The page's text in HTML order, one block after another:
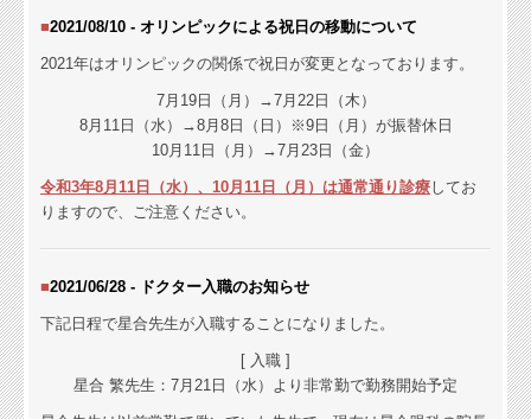
■2021/08/10 - オリンピックによる祝日の移動について
2021年はオリンピックの関係で祝日が変更となっております。
7月19日（月）→7月22日（木）
8月11日（水）→8月8日（日）※9日（月）が振替休日
10月11日（月）→7月23日（金）
令和3年8月11日（水）、10月11日（月）は通常通り診療してお
りますので、ご注意ください。
■2021/06/28 - ドクター入職のお知らせ
下記日程で星合先生が入職することになりました。
[ 入職 ]
星合 繁先生： 7月21日（水）より非常勤で勤務開始予定